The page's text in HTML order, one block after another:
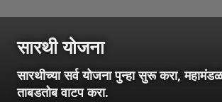
सारथी योजना
सारथीच्या सर्व योजना पुन्हा सुरू करा,
ताबडतोब वाटप करा.